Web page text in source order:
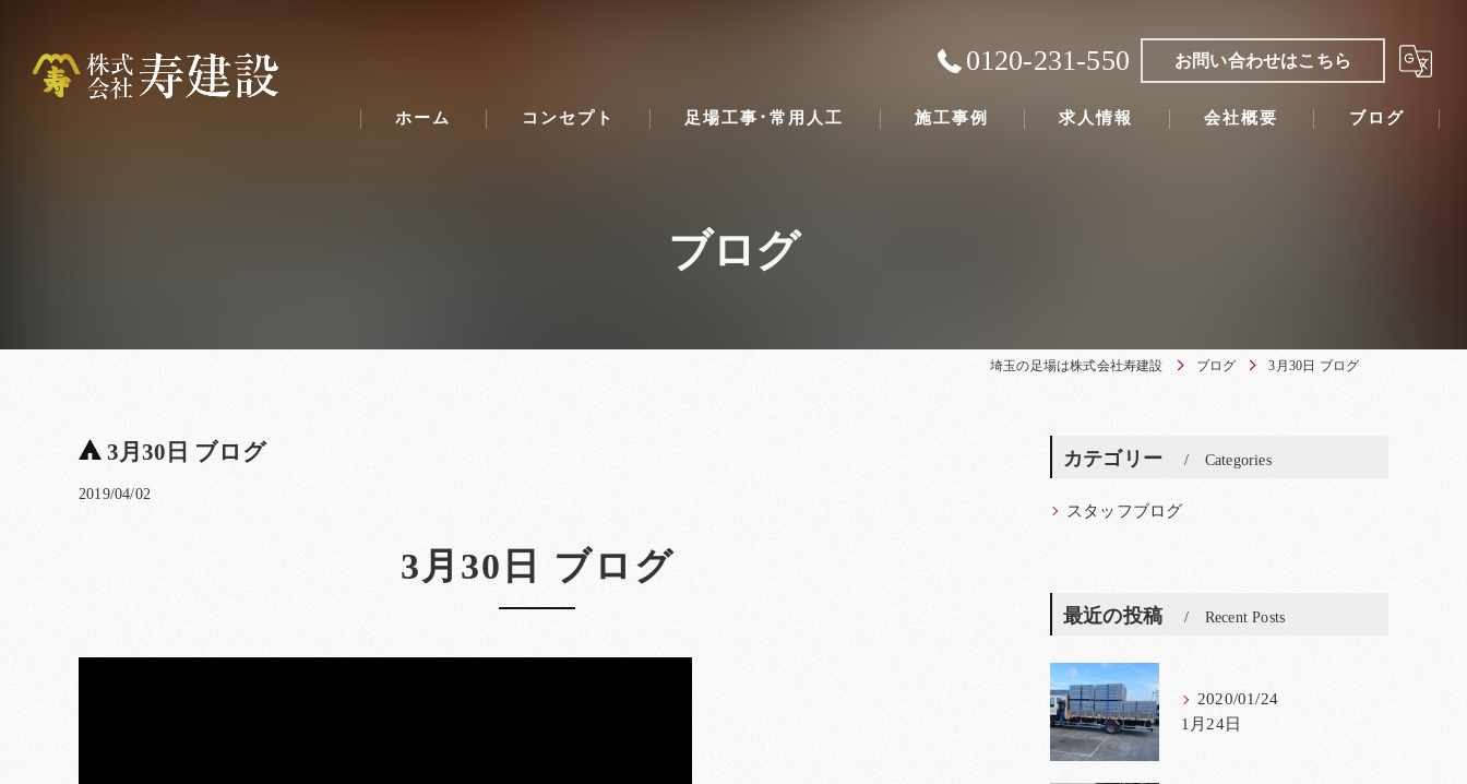
0120-231-550 お問い合わせはこちら
ホーム コンセプト 足場工事･常用人工 施工事例 求人情報 会社概要 ブログ
ブログ
埼玉の足場は株式会社寿建設 ブログ 3月30日 ブログ
3月30日 ブログ
2019/04/02
3月30日 ブログ
カテゴリー Categories
スタッフブログ
最近の投稿 Recent Posts
2020/01/24
1月24日